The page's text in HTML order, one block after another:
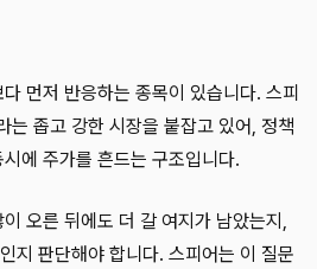
먼저 반응하는 종목이 있습니다. 스피
는 좁고 강한 시장을 붙잡고 있어, 정책
에 주가를 흔드는 구조입니다.
오른 뒤에도 더 갈 여지가 남았는지,
지 판단해야 합니다. 스피어는 이 질문